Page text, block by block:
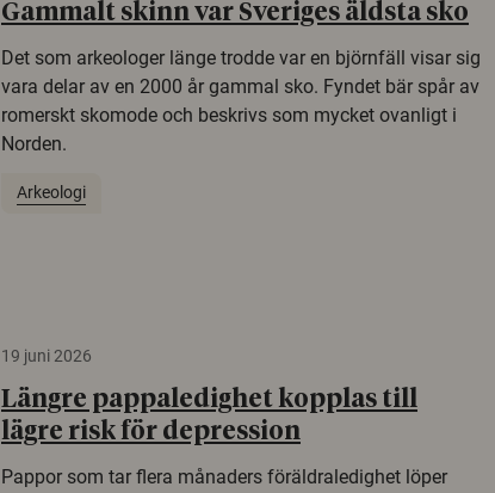
Gammalt skinn var Sveriges äldsta sko
Det som arkeologer länge trodde var en björnfäll visar sig
vara delar av en 2000 år gammal sko. Fyndet bär spår av
romerskt skomode och beskrivs som mycket ovanligt i
Norden.
Arkeologi
19 juni 2026
Längre pappaledighet kopplas till
lägre risk för depression
Pappor som tar flera månaders föräldraledighet löper